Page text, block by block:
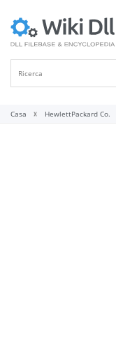
Casa HewlettPackard Co.